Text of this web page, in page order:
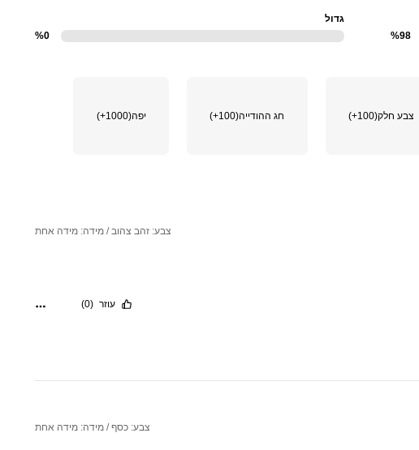
%98
גדול
%0
צבע חלק(100+) חג ההודייה(100+) יפה(1000+)
צבע: זהב צהוב / מידה: מידה אחת
עוזר (0)
צבע: כסף / מידה: מידה אחת